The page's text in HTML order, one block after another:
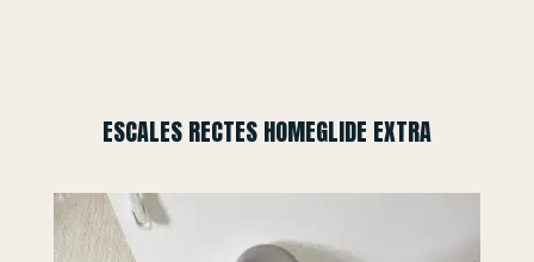
ESCALES RECTES HOMEGLIDE EXTRA